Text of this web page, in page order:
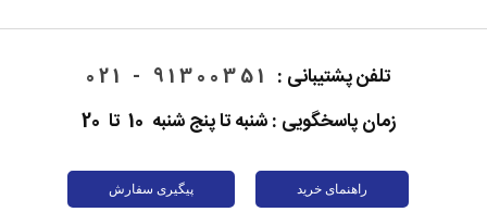
تلفن پشتیبانی : 91300351 - 021
زمان پاسخگویی : شنبه تا پنج شنبه 10 تا 20
راهنمای خرید پیگیری سفارش